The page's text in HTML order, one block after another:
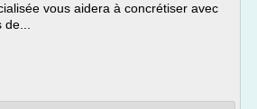
vous aidera à concrétiser avec